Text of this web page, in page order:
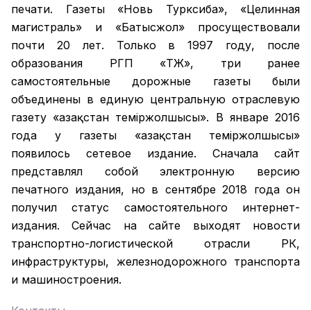
печати. Газеты «Новь Турксиба», «Целинная
магистраль» и «Батысжол» просуществовали
почти 20 лет. Только в 1997 году, после
образования РГП «ҚТЖ», три ранее
самостоятельные дорожные газеты были
объединены в единую центральную отраслевую
газету «Қазақстан темiржолшысы». В январе 2016
года у газеты «Қазақстан теміржолшысы»
появилось сетевое издание. Сначала сайт
представлял собой электронную версию
печатного издания, но в сентябре 2018 года он
получил статус самостоятельного интернет-
издания. Сейчас на сайте выходят новости
транспортно-логистической отрасли РК,
инфраструктуры, железнодорожного транспорта
и машиностроения.